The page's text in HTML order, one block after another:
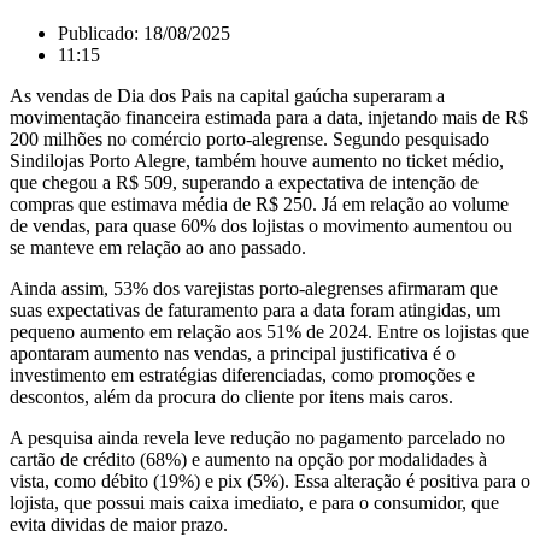
Publicado: 18/08/2025
11:15
As vendas de Dia dos Pais na capital gaúcha superaram a
movimentação financeira estimada para a data, injetando mais de R$
200 milhões no comércio porto-alegrense. Segundo pesquisado
Sindilojas Porto Alegre, também houve aumento no ticket médio,
que chegou a R$ 509, superando a expectativa de intenção de
compras que estimava média de R$ 250. Já em relação ao volume
de vendas, para quase 60% dos lojistas o movimento aumentou ou
se manteve em relação ao ano passado.
Ainda assim, 53% dos varejistas porto-alegrenses afirmaram que
suas expectativas de faturamento para a data foram atingidas, um
pequeno aumento em relação aos 51% de 2024. Entre os lojistas que
apontaram aumento nas vendas, a principal justificativa é o
investimento em estratégias diferenciadas, como promoções e
descontos, além da procura do cliente por itens mais caros.
A pesquisa ainda revela leve redução no pagamento parcelado no
cartão de crédito (68%) e aumento na opção por modalidades à
vista, como débito (19%) e pix (5%). Essa alteração é positiva para o
lojista, que possui mais caixa imediato, e para o consumidor, que
evita dividas de maior prazo.